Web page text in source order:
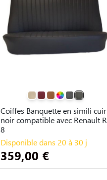
Coiffes Banquette en simili cuir
noir compatible avec Renault R
8
Disponible dans 20 à 30 j
359,00 €